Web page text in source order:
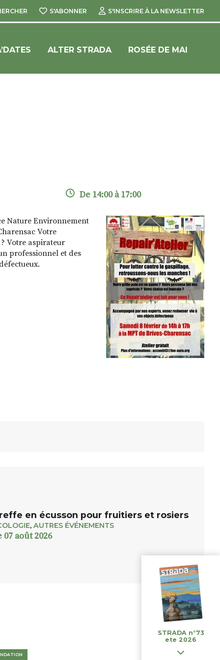
S'ABONNER S'INSCRIRE À LA NEWSLETTER
ALTER STRADA ROSÉE DE MAI
De 14:00 à 17:00
Nature Environnement
Votre
Votre aspirateur
professionnel et des
en écusson pour fruitiers et rosiers
, AUTRES ÉVÉNEMENTS
07 août 2026
STRADA n°73
ete 2026